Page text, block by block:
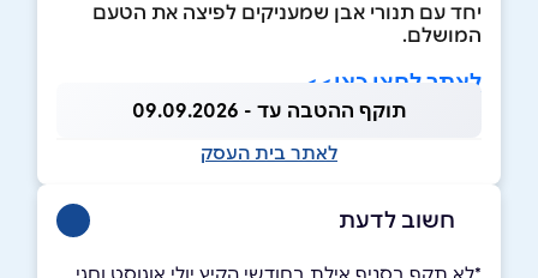
יחד עם תנורי אבן שמעניקים לפיצה את הטעם
המושלם.
לאתר לחצו כאן>>
תוקף ההטבה עד - 09.09.2026
לאתר בית העסק
חשוב לדעת
*לא תקף בסניף אילת בחודשי הקיץ יולי אוגוסט וחגי